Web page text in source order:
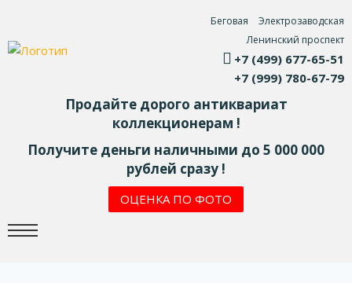
Беговая
Электрозаводская
Ленинский проспект
+7 (499) 677-65-51
+7 (999) 780-67-79
Продайте дорого антиквариат
коллекционерам !
Получите деньги наличными до 5 000 000
рублей сразу !
ОЦЕНКА ПО ФОТО